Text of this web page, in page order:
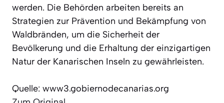
werden. Die Behörden arbeiten bereits an
Strategien zur Prävention und Bekämpfung von
Waldbränden, um die Sicherheit der
Bevölkerung und die Erhaltung der einzigartigen
Natur der Kanarischen Inseln zu gewährleisten.
Quelle: www3.gobiernodecanarias.org